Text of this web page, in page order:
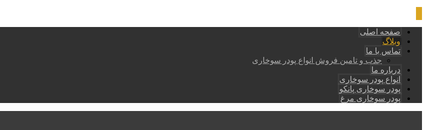
صفحه اصلی
وبلاگ
تماس با ما
جذب و تامین فروش انواع پودر سوخاری
درباره ما
انواع پودر سوخاری
پودر سوخاری پانکو
پودر سوخاری مرغ